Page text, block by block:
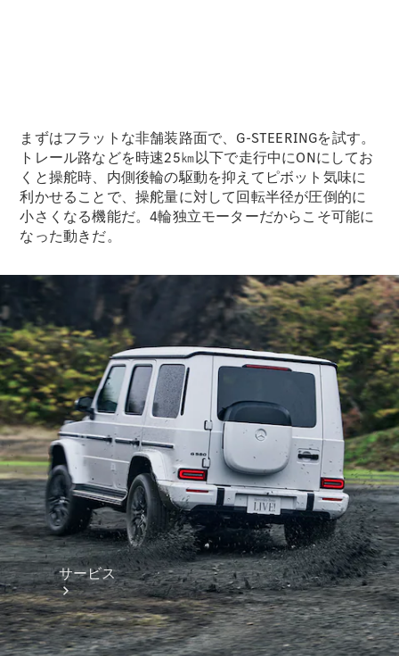
Mercedes-
Benz
Accessories
ニット
Mercedes-
Collection
カーケア
サービス
まずはフラットな非舗装路面で、G-STEERINGを試す。
トレール路などを時速25㎞以下で走行中にONにしてお
くと操舵時、内側後輪の駆動を抑えてピボット気味に
利かせることで、操舵量に対して回転半径が圧倒的に
小さくなる機能だ。4輪独立モーターだからこそ可能に
なった動きだ。